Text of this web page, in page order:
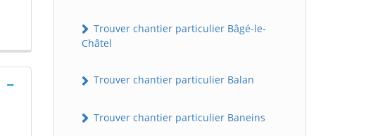
Trouver chantier particulier Bâgé-le-
Châtel
Trouver chantier particulier Balan
Trouver chantier particulier Baneins